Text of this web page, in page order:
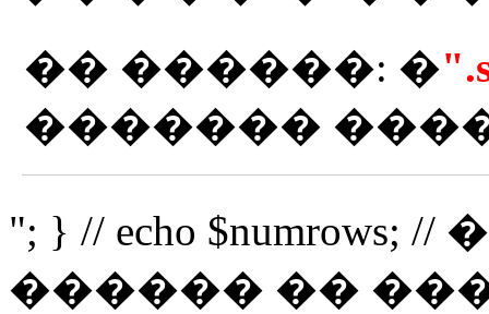
�� ������: �
�������
"; } // echo
������ ��